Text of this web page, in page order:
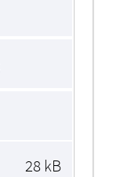
28 kB